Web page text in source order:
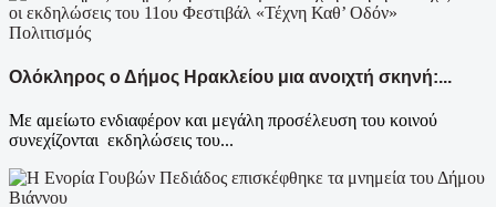
Πολιτισμός
Ολόκληρος ο Δήμος Ηρακλείου μια ανοιχτή σκηνή:...
Με αμείωτο ενδιαφέρον και μεγάλη προσέλευση του κοινού
συνεχίζονται εκδηλώσεις του...